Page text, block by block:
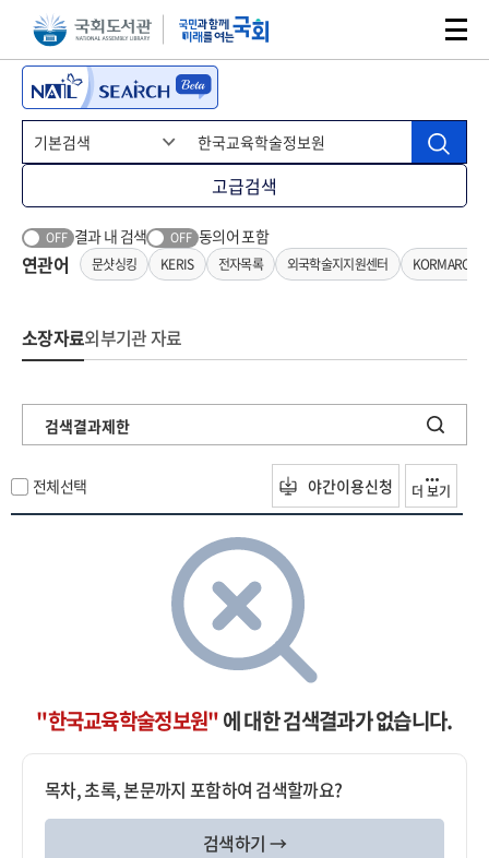
본문 바로가기주메뉴 바로가기
고급검색
OFF 결과 내 검색 OFF 동의어 포함
연관어 문샷싱킹 KERIS 전자목록 외국학술지지원센터 KORMARC기
소장자료외부기관 자료
검색결과제한
전체선택 야간이용신청 더 보기
"한국교육학술정보원"에 대한 검색결과가 없습니다.
목차, 초록, 본문까지 포함하여 검색할까요?
검색하기 →